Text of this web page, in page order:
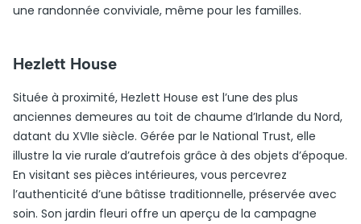
une randonnée conviviale, même pour les familles.
Hezlett House
Située à proximité, Hezlett House est l’une des plus
anciennes demeures au toit de chaume d’Irlande du Nord,
datant du XVIIe siècle. Gérée par le National Trust, elle
illustre la vie rurale d’autrefois grâce à des objets d’époque.
En visitant ses pièces intérieures, vous percevrez
l’authenticité d’une bâtisse traditionnelle, préservée avec
soin. Son jardin fleuri offre un aperçu de la campagne